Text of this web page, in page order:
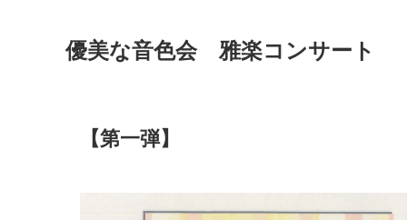
優美な音色会 雅楽コンサート
【第一弾】